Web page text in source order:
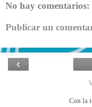
No hay comentarios:
Publicar un
‹
Con la